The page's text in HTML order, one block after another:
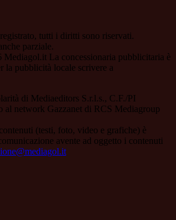
tutti i diritti sono riservati.
parziale.
La concessionaria pubblicitaria è
la pubblicità locale scrivere a
di Mediaeditors S.r.l.s., C.F./PI
al network Gazzanet di RCS Mediagroup
(testi, foto, video e grafiche) è
avente ad oggetto i contenuti